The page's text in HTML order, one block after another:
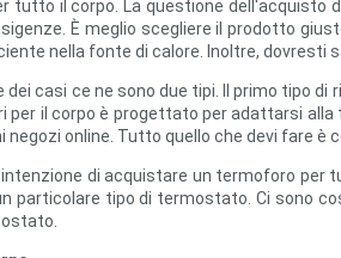
il corpo. La questione
È meglio scegliere il prodotto
nella fonte di calore. Inoltre,
casi ce ne sono due tipi. Il primo tipo
il corpo è progettato per adattarsi
online. Tutto quello che devi fare
di acquistare un termoforo
particolare tipo di termostato. Ci sono